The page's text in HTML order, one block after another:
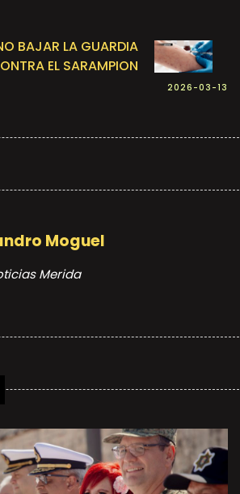
BAJAR LA GUARDIA
EL SARAMPION
2026-03-13
Moguel
Merida